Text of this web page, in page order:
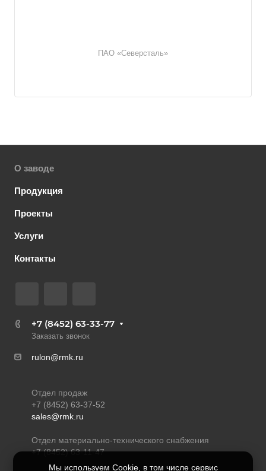
ПАО «Северсталь»
О заводе
Продукция
Проекты
Услуги
Контакты
+7 (8452) 63-33-77
Заказать звонок
rulon@rmk.ru
Отдел продаж
+7 (8452) 63-37-52
sales@rmk.ru
Отдел материально-технического снабжения
+7 (8452) 63-11-47
Мы используем Cookie, в том числе сервис